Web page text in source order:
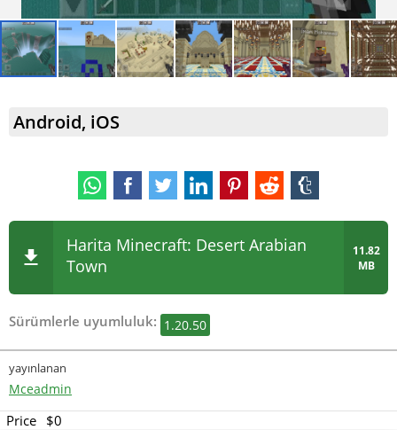
Android, iOS
Harita Minecraft: Desert Arabian
Town
11.82
MB
Sürümlerle uyumluluk: 1.20.50
yayınlanan
Mceadmin
Price $0